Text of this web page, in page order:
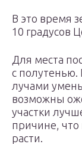
В это время
10 градусов
Для места
с
лучами
возможны
участки
причине, что
расти.